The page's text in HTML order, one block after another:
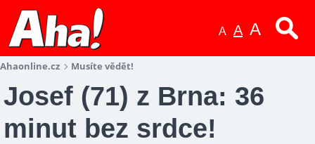
A A A
Ahaonline.cz Musíte vědět!
Josef (71) z Brna: 36
minut bez srdce!